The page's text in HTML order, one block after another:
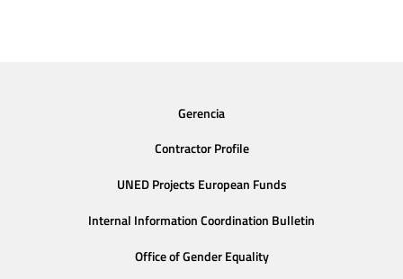
Gerencia
Contractor Profile
UNED Projects European Funds
Internal Information Coordination Bulletin
Office of Gender Equality